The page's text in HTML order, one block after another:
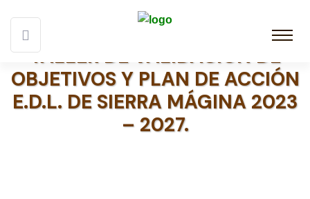
TALLER DE VALIDACIÓN DE
OBJETIVOS Y PLAN DE ACCIÓN
E.D.L. DE SIERRA MÁGINA 2023
– 2027.